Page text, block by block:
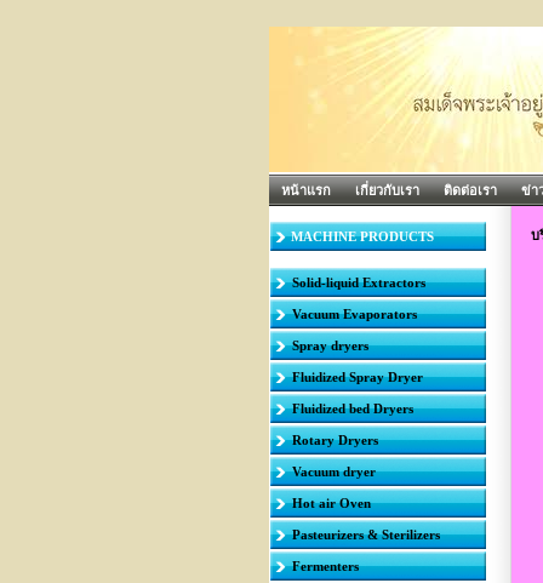
หน้าแรก เกี่ยวกับเรา ติดต่อเรา ข่า
MACHINE PRODUCTS
Solid-liquid Extractors
Vacuum Evaporators
Spray dryers
Fluidized Spray Dryer
Fluidized bed Dryers
Rotary Dryers
Vacuum dryer
Hot air Oven
Pasteurizers & Sterilizers
Fermenters
บ